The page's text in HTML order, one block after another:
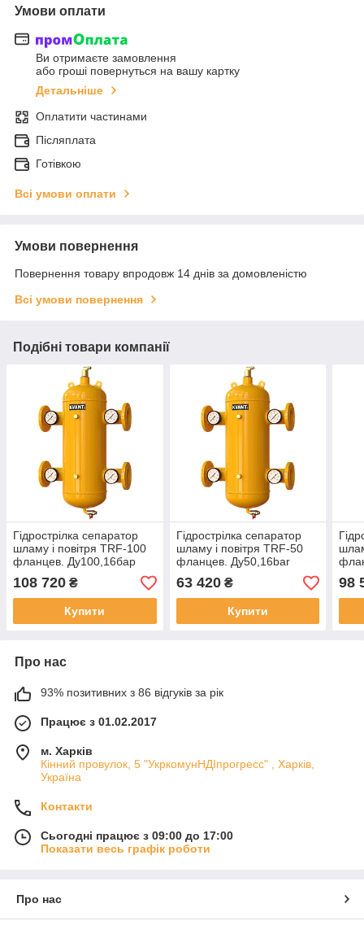
Умови оплати
Ви отримаєте замовлення
або гроші повернуться на вашу картку
Детальніше
Оплатити частинами
Післяплата
Готівкою
Всі умови оплати
Умови повернення
Повернення товару впродовж 14 днів за домовленістю
Всі умови повернення
Подібні товари компанії
Гідрострілка сепаратор
шламу і повітря TRF-100
фланцев. Ду100,16бар
108 720 ₴
Купити
Гідрострілка сепаратор
шламу і повітря TRF-50
фланцев. Ду50,16bar
63 420₴
Купити
98
Про нас
93% позитивних з 86 відгуків за рік
Працює з 01.02.2017
м. Харків
Кінний провулок, 5 "УкркомунНДІпрогресс" , Харків,
Україна
Контакти
Сьогодні працює з 09:00 до 17:00
Показати весь графік роботи
Про нас